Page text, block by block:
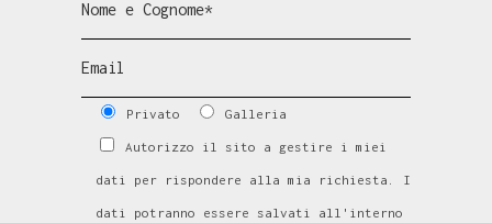
Privato Galleria
Autorizzo il sito a gestire i miei
dati per rispondere alla mia richiesta. I
dati potranno essere salvati all'interno